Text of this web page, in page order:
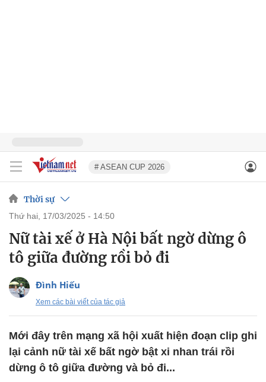
# ASEAN CUP 2026
Thời sự
thứ hai, 17/03/2025 - 14:50
Nữ tài xế ở Hà Nội bất ngờ dừng ô
tô giữa đường rồi bỏ đi
Đình Hiếu
Xem các bài viết của tác giả
Mới đây trên mạng xã hội xuất hiện đoạn clip ghi
lại cảnh nữ tài xế bất ngờ bật xi nhan trái rồi
dừng ô tô giữa đường và bỏ đi...